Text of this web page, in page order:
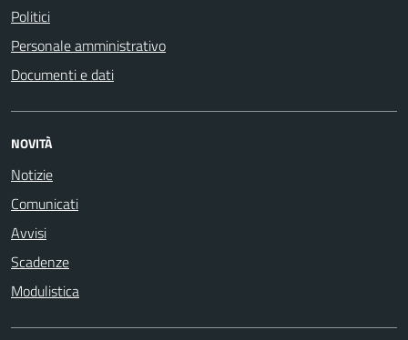
Politici
Personale amministrativo
Documenti e dati
NOVITÀ
Notizie
Comunicati
Avvisi
Scadenze
Modulistica